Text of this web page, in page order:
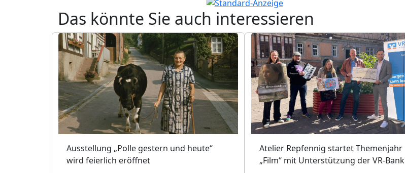
Das könnte Sie auch interessieren
Ausstellung „Polle gestern und heute“
wird feierlich eröffnet
Atelier Repfennig startet Themenjahr
„Film“ mit Unterstützung der VR-Bank